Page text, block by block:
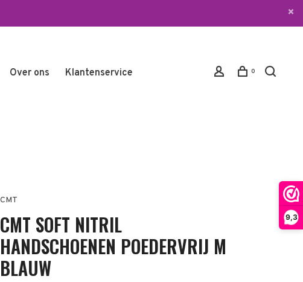
9,3
Over ons Klantenservice 0
CMT
CMT SOFT NITRIL
HANDSCHOENEN POEDERVRIJ M
BLAUW